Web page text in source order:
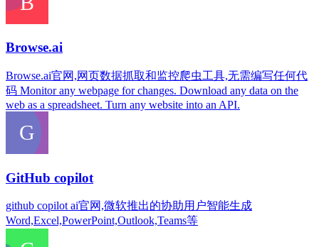
Browse.ai
Browse.ai官网,网页数据抓取和监控爬虫工具,无需编写任何代
码 Monitor any webpage for changes. Download any data on the
web as a spreadsheet. Turn any website into an API.
GitHub copilot
github copilot ai官网,微软推出的协助用户智能生成
Word,Excel,PowerPoint,Outlook,Teams等